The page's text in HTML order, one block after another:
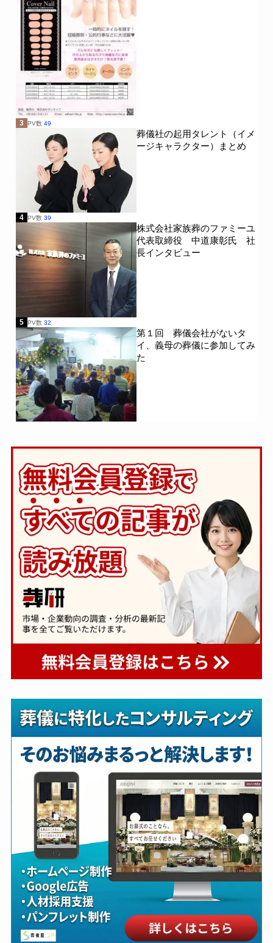
3 PV数 49
葬儀社の起用タレント（イメ
ージキャラクター）まとめ
4 PV数 39
株式会社家族葬のファミーユ
代表取締役 中道康彰氏 社
長インタビュー
5 PV数 32
第１回 葬儀会社がないタ
イ、義母の葬儀に参加してみ
た